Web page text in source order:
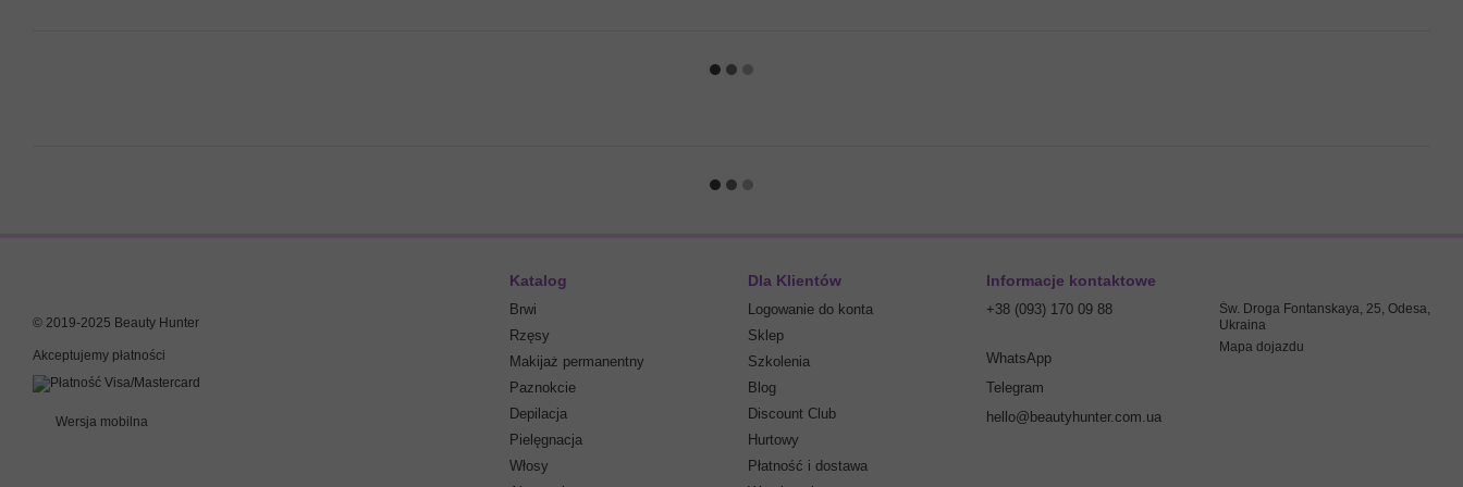
© 2019-2025 Beauty Hunter
Akceptujemy płatności
Wersja mobilna
Katalog
Brwi
Rzęsy
Makijaż permanentny
Paznokcie
Depilacja
Pielęgnacja
Włosy
Dla Klientów
Logowanie do konta
Sklep
Szkolenia
Blog
Discount Club
Hurtowy
Płatność i dostawa
Informacje kontaktowe
+38 (093) 170 09 88
WhatsApp
Telegram
hello@beautyhunter.com.ua
Św. Droga Fontanskaya, 25, Odesa,
Ukraina
Mapa dojazdu